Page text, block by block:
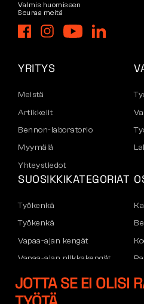
Valmis huomiseen
Seuraa meitä
YRITYS
Meistä
Artikkelit
Bennon-laboratorio
Myymälä
Yhteystiedot
SUOSIKKIKATEGORIAT
Työkenkä
Työkenkä
Vapaa-ajan kengät
Vapaa-ajan nilkkakengät
Housut
Hupparit
JOTTA SE EI OLISI